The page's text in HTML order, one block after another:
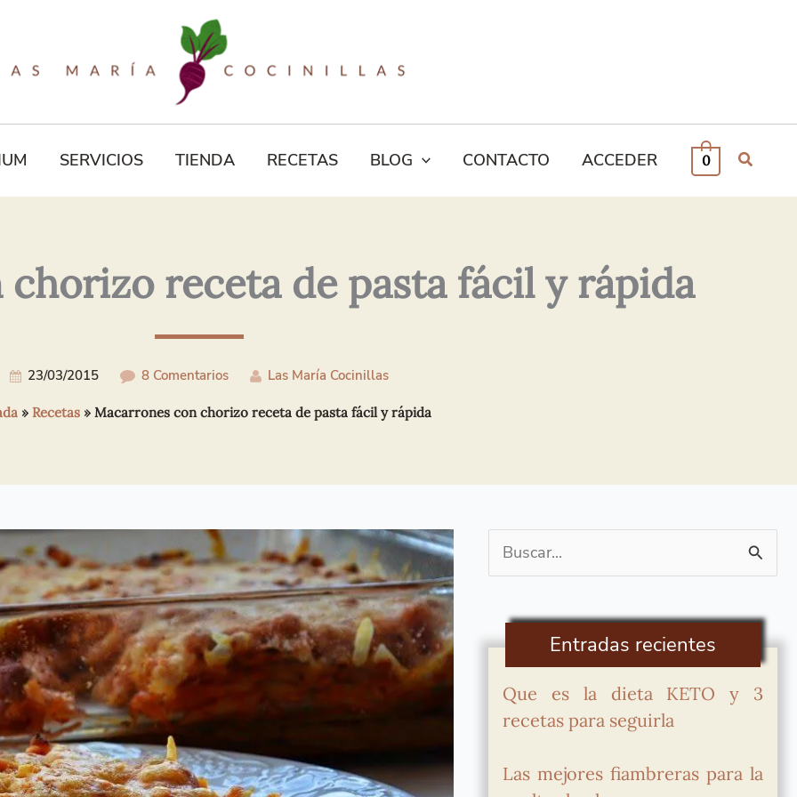
SERVICIOS TIENDA RECETAS BLOG CONTACTO ACCEDER 0
receta de pasta fácil y rápida
23/03/2015 8 Comentarios Las María Cocinillas
» Recetas» Macarrones con chorizo receta de pasta fácil y rápida
Electrónico*
Buscar
por:
Entradas recientes
Que es la dieta KETO y 3
recetas para seguirla
Las mejores fiambreras para la